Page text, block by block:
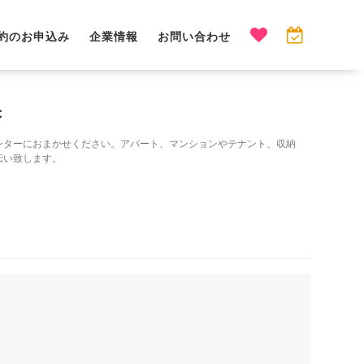
のお申込み 企業情報 お問い合わせ
ーにおまかせください。アパート、マンションやテナント、収納
致します。